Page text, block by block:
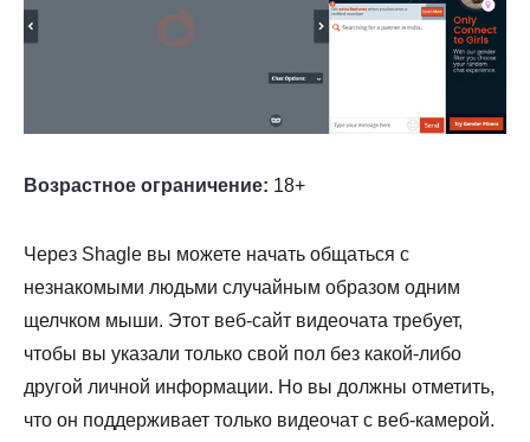
Возрастное ограничение: 18+
Через Shagle вы можете начать общаться с
незнакомыми людьми случайным образом одним
щелчком мыши. Этот веб-сайт видеочата требует,
чтобы вы указали только свой пол без какой-либо
другой личной информации. Но вы должны отметить,
что он поддерживает только видеочат с веб-камерой.